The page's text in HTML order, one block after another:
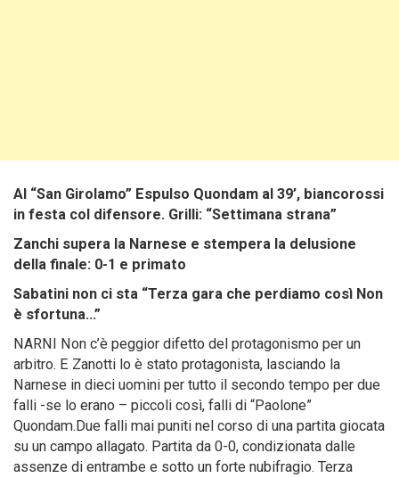
Al “San Girolamo” Espulso Quondam al 39’, biancorossi
in festa col difensore. Grilli: “Settimana strana”
Zanchi supera la Narnese e stempera la delusione
della finale: 0-1 e primato
Sabatini non ci sta “Terza gara che perdiamo così Non
è sfortuna…”
NARNI Non c’è peggior difetto del protagonismo per un
arbitro. E Zanotti lo è stato protagonista, lasciando la
Narnese in dieci uomini per tutto il secondo tempo per due
falli -se lo erano – piccoli così, falli di “Paolone”
Quondam.Due falli mai puniti nel corso di una partita giocata
su un campo allagato. Partita da 0-0, condizionata dalle
assenze di entrambe e sotto un forte nubifragio. Terza